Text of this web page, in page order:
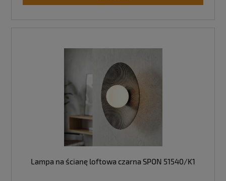
Lampa na ścianę loftowa czarna SPON 51540/K1